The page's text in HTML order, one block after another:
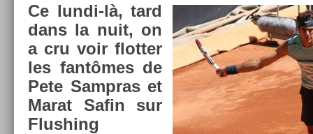
Ce lundi-là, tard
dans la nuit, on
a cru voir flott­er
les fantômes de
Pete Sampras et
Marat Safin sur
Flush­ing